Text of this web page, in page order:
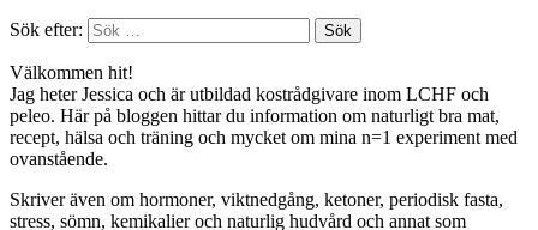
Sök efter:
Välkommen hit!
Jag heter Jessica och är utbildad kostrådgivare inom LCHF och
peleo. Här på bloggen hittar du information om naturligt bra mat,
recept, hälsa och träning och mycket om mina n=1 experiment med
ovanstående.
Skriver även om hormoner, viktnedgång, ketoner, periodisk fasta,
stress, sömn, kemikalier och naturlig hudvård och annat som